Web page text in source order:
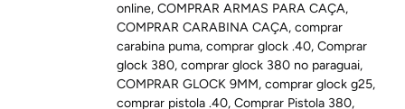
online,COMPRAR ARMAS PARA CAÇA,
COMPRAR CARABINA CAÇA,comprar
carabina puma,comprar glock .40,Comprar
glock 380,comprar glock 380 no paraguai,
COMPRAR GLOCK 9MM,comprar glock g25,
comprar pistola .40,Comprar Pistola 380,